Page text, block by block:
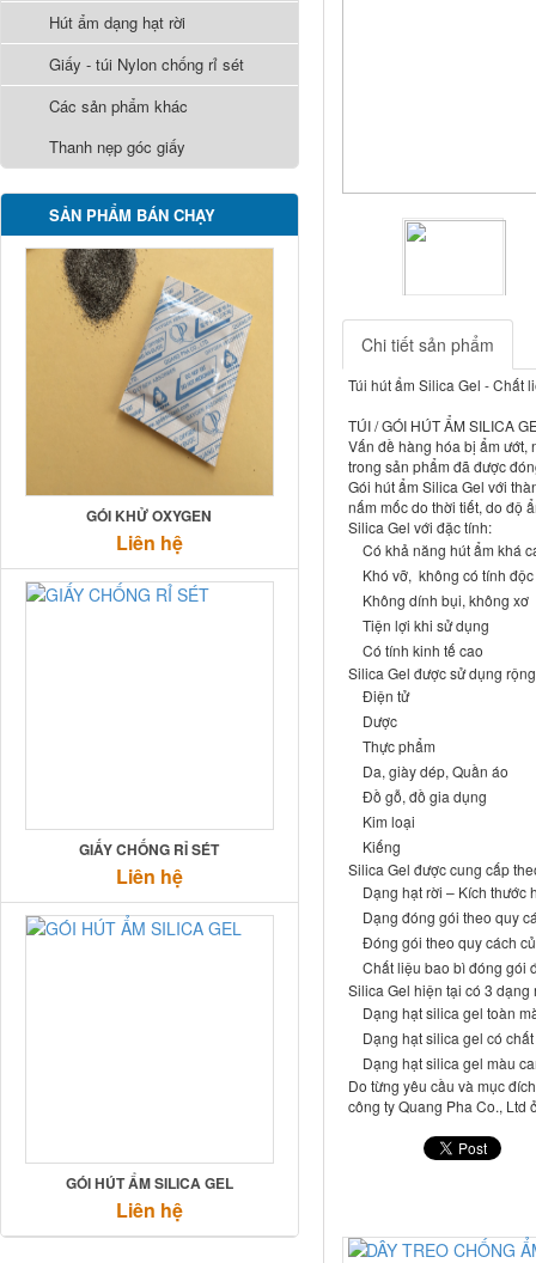
Hút ẩm dạng hạt rời
Giấy - túi Nylon chống rỉ sét
Các sản phẩm khác
Thanh nẹp góc giấy
SẢN PHẨM BÁN CHẠY
GÓI KHỬ OXYGEN
Liên hệ
GIẤY CHỐNG RỈ SÉT
Liên hệ
GÓI HÚT ẨM SILICA GEL
Liên hệ
Chi tiết sản phẩm
Túi hút ẩm Silica Gel - Chất
TÚI / GÓI HÚT ẨM SILICA
Vấn đề hàng hóa bị ẩm ướt,
trong sản phẩm đã được
Gói hút ẩm Silica Gel với
nấm mốc do thời tiết, do độ
Silica Gel với đặc tính:
Có khả năng hút ẩm khá
Khó vỡ, không có tính
Không dính bụi, không xơ
Tiện lợi khi sử dụng
Có tính kinh tế cao
Silica Gel được sử dụng
Điện tử
Dược
Thực phẩm
Da, giày dép, Quần áo
Đồ gỗ, đồ gia dụng
Kim loại
Kiếng
Silica Gel được cung cấp
Dạng hạt rời – Kích thước
Dạng đóng gói theo quy
Đóng gói theo quy cách
Chất liệu bao bì đóng gói
Silica Gel hiện tại có 3 dạng
Dạng hạt silica gel toàn
Dạng hạt silica gel có
Dạng hạt silica gel màu
Do từng yêu cầu và mục
công ty Quang Pha Co., Ltd